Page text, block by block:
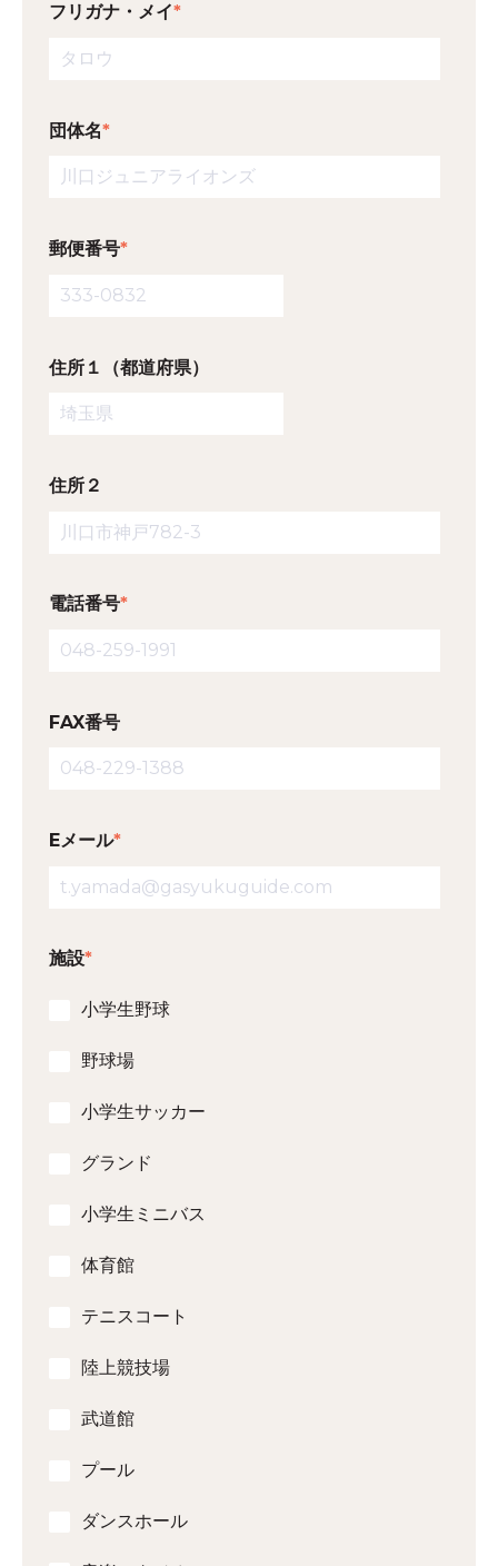
フリガナ・メイ*
団体名*
郵便番号*
住所１（都道府県）
住所２
電話番号*
FAX番号
Eメール*
施設*
小学生野球
野球場
小学生サッカー
グランド
小学生ミニバス
体育館
テニスコート
陸上競技場
武道館
プール
ダンスホール